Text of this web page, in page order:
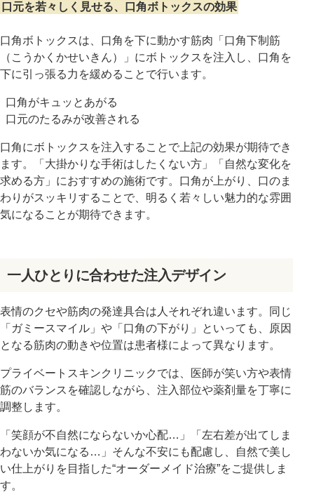
口元を若々しく見せる、口角ボトックスの効果
口角ボトックスは、口角を下に動かす筋肉「口角下制筋
（こうかくかせいきん）」にボトックスを注入し、口角を
下に引っ張る力を緩めることで行います。
口角がキュッとあがる
口元のたるみが改善される
口角にボトックスを注入することで上記の効果が期待でき
ます。「大掛かりな手術はしたくない方」「自然な変化を
求める方」におすすめの施術です。口角が上がり、口のま
わりがスッキリすることで、明るく若々しい魅力的な雰囲
気になることが期待できます。
一人ひとりに合わせた注入デザイン
表情のクセや筋肉の発達具合は人それぞれ違います。同じ
「ガミースマイル」や「口角の下がり」といっても、原因
となる筋肉の動きや位置は患者様によって異なります。
プライベートスキンクリニックでは、医師が笑い方や表情
筋のバランスを確認しながら、注入部位や薬剤量を丁寧に
調整します。
「笑顔が不自然にならないか心配…」「左右差が出てしま
わないか気になる…」そんな不安にも配慮し、自然で美し
い仕上がりを目指した“オーダーメイド治療”をご提供しま
す。